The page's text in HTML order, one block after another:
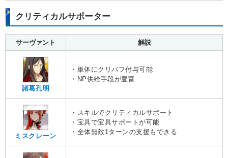
クリティカルサポーター
サーヴァント 解説
諸葛孔明
・単体にクリバフ付与可能
・NP供給手段が豊富
ミスクレーン
・スキルでクリティカルサポート
・宝具で宝具サポートが可能
・全体無敵1ターンの支援もできる